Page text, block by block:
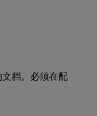
文档。必须在配